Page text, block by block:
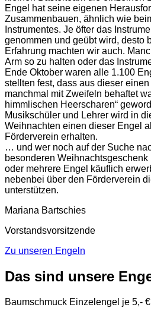
Engel hat seine eigenen
Zusammenbauen, ähnlich wie
Instrumentes. Je öfter das
genommen und geübt wird, desto
Erfahrung machten wir auch.
Arm so zu halten oder das
Ende Oktober waren alle 1.100
stellten fest, dass aus dieser
manchmal mit Zweifeln behaftet
himmlischen Heerscharen“
Musikschüler und Lehrer wird in
Weihnachten einen dieser Engel
Förderverein erhalten.
… und wer noch auf der Suche
besonderen
oder mehrere Engel käuflich
nebenbei über den Förderverein
unterstützen.
Mariana Bartschies
Vorstandsvorsitzende
Zu unseren Engeln
Das sind unsere
Baumschmuck Einzelengel je 5,- €